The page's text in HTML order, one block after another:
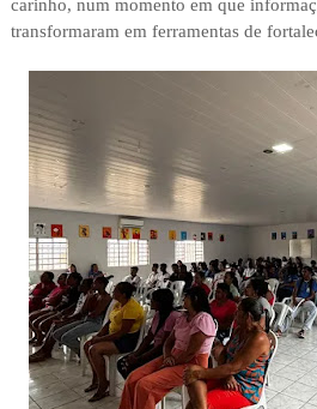
carinho, num momento em que
transformaram em ferramentas de